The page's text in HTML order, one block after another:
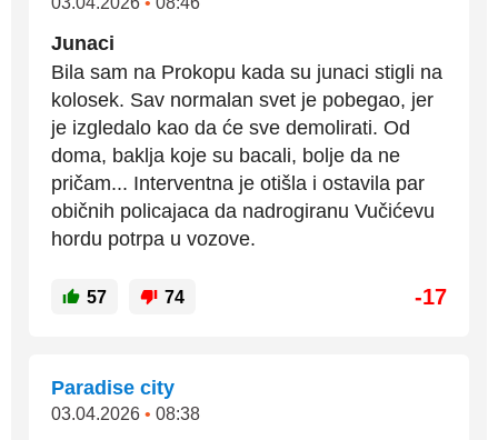
Junaci
Bila sam na Prokopu kada su junaci stigli na
kolosek. Sav normalan svet je pobegao, jer
je izgledalo kao da će sve demolirati. Od
doma, baklja koje su bacali, bolje da ne
pričam... Interventna je otišla i ostavila par
običnih policajaca da nadrogiranu Vučićevu
hordu potrpa u vozove.
57 74 -17
Paradise city
03.04.2026 • 08:38